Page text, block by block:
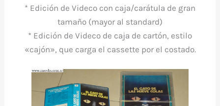
* Edición de Videco con caja/carátula de gran
tamaño (mayor al standard)
* Edición de Videco de caja de cartón, estilo
«cajón», que carga el cassette por el costado.